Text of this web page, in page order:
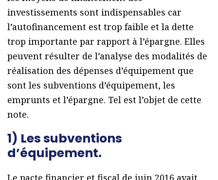
investissements sont indispensables car
l’autofinancement est trop faible et la dette
trop importante par rapport à l’épargne. Elles
peuvent résulter de l’analyse des modalités de
réalisation des dépenses d’équipement que
sont les subventions d’équipement, les
emprunts et l’épargne. Tel est l’objet de cette
note.
1) Les subventions
d’équipement.